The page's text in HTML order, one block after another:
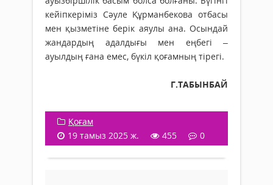
кейіпкеріміз Сәуле Құрманбекова отбасы
мен қызметіне берік аяулы ана. Осындай
жандардың адалдығы мен еңбегі –
ауылдың ғана емес, бүкіл қоғамның тірегі.
Г.ТАБЫНБАЙ
Қоғам
19 тамыз 2025 ж.
455 0